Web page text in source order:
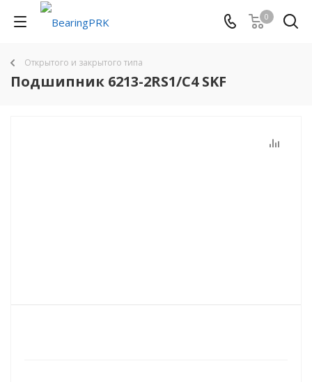
0
Открытого и закрытого типа
Подшипник 6213-2RS1/C4 SKF